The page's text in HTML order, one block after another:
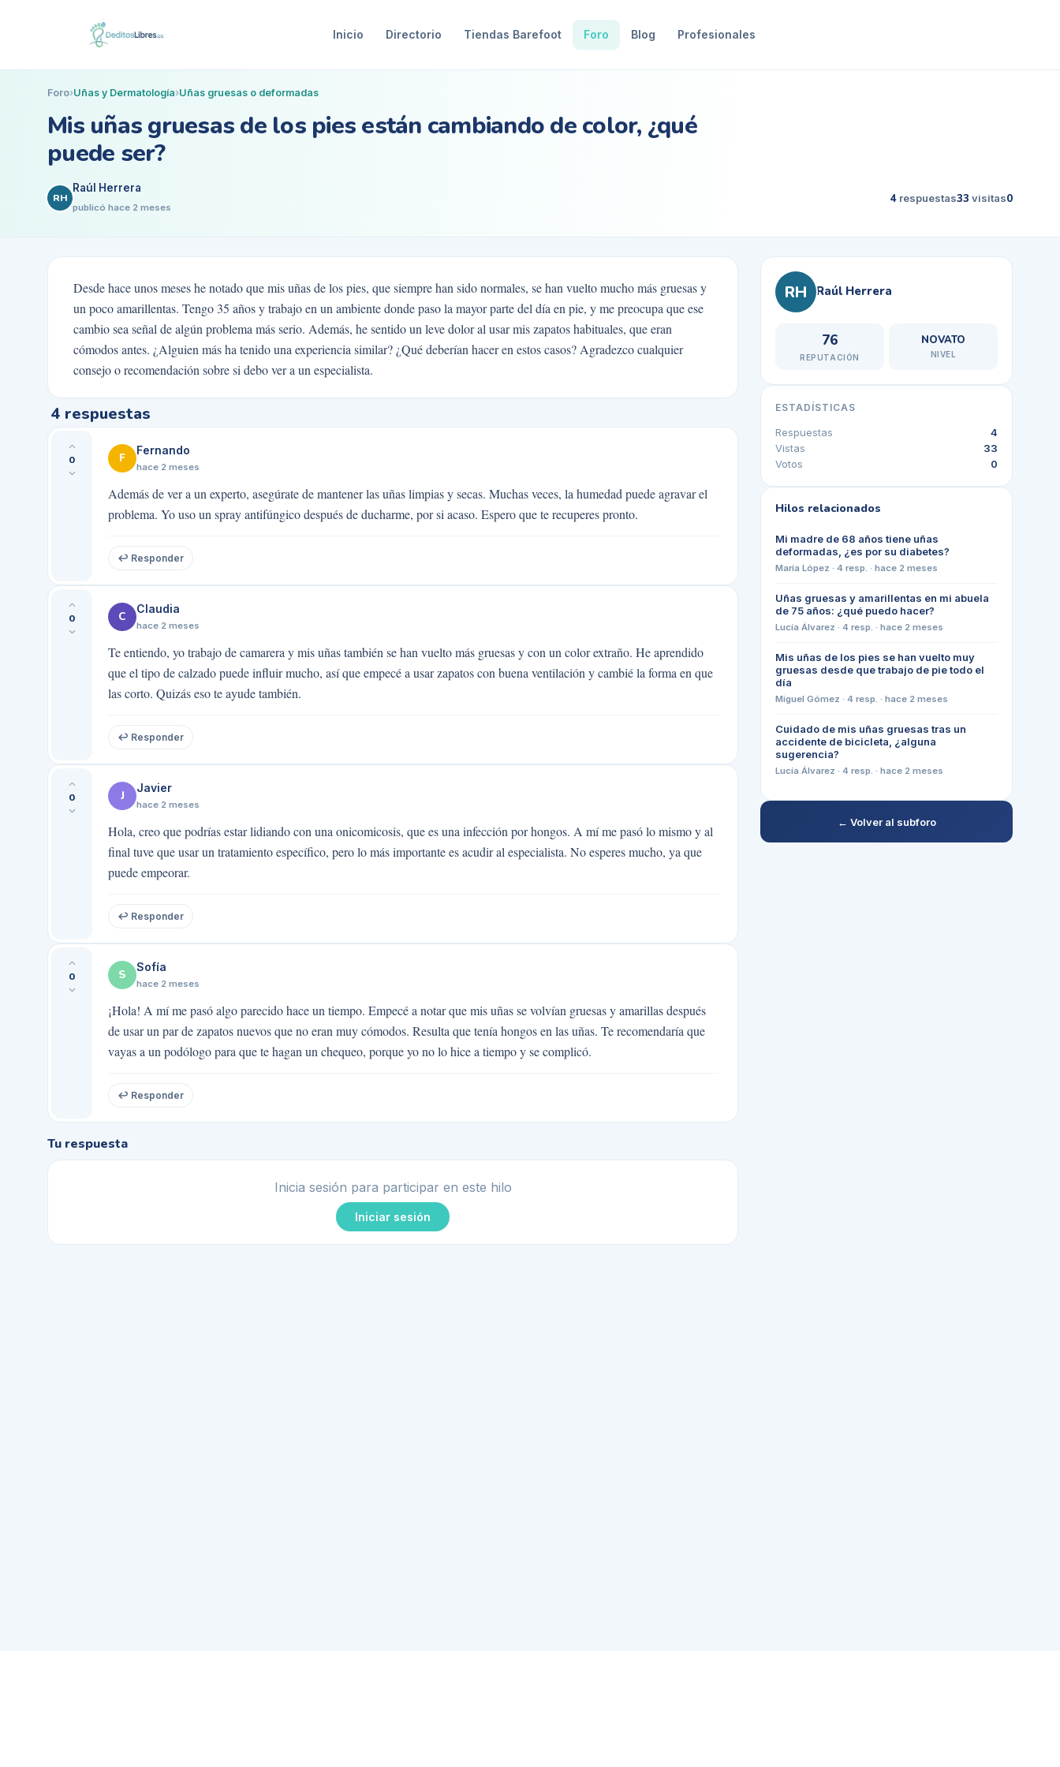
Inicio Directorio Tiendas Barefoot Foro Blog Profesionales
Foro›Uñas y Dermatología›Uñas gruesas o deformadas
Mis uñas gruesas de los pies están cambiando de color, ¿qué
puede ser?
RH
Raúl Herrera
publicó hace 2 meses
4 respuestas33 visitas0
Desde hace unos meses he notado que mis uñas de los pies, que siempre han sido normales, se han vuelto mucho más gruesas y
un poco amarillentas. Tengo 35 años y trabajo en un ambiente donde paso la mayor parte del día en pie, y me preocupa que ese
cambio sea señal de algún problema más serio. Además, he sentido un leve dolor al usar mis zapatos habituales, que eran
cómodos antes. ¿Alguien más ha tenido una experiencia similar? ¿Qué deberían hacer en estos casos? Agradezco cualquier
consejo o recomendación sobre si debo ver a un especialista.
4 respuestas
0 F
Fernando
hace 2 meses
Además de ver a un experto, asegúrate de mantener las uñas limpias y secas. Muchas veces, la humedad puede agravar el
problema. Yo uso un spray antifúngico después de ducharme, por si acaso. Espero que te recuperes pronto.
↩ Responder
0 C
Claudia
hace 2 meses
Te entiendo, yo trabajo de camarera y mis uñas también se han vuelto más gruesas y con un color extraño. He aprendido
que el tipo de calzado puede influir mucho, así que empecé a usar zapatos con buena ventilación y cambié la forma en que
las corto. Quizás eso te ayude también.
↩ Responder
0 J
Javier
hace 2 meses
Hola, creo que podrías estar lidiando con una onicomicosis, que es una infección por hongos. A mí me pasó lo mismo y al
final tuve que usar un tratamiento específico, pero lo más importante es acudir al especialista. No esperes mucho, ya que
puede empeorar.
↩ Responder
0 S
Sofía
hace 2 meses
¡Hola! A mí me pasó algo parecido hace un tiempo. Empecé a notar que mis uñas se volvían gruesas y amarillas después
de usar un par de zapatos nuevos que no eran muy cómodos. Resulta que tenía hongos en las uñas. Te recomendaría que
vayas a un podólogo para que te hagan un chequeo, porque yo no lo hice a tiempo y se complicó.
↩ Responder
Tu respuesta
Inicia sesión para participar en este hilo
Iniciar sesión
RH Raúl Herrera
76
REPUTACIÓN
NOVATO
NIVEL
ESTADÍSTICAS
Respuestas
4
Vistas
33
Votos
0
Hilos relacionados
Mi madre de 68 años tiene uñas
deformadas, ¿es por su diabetes?
María López · 4 resp. · hace 2 meses
Uñas gruesas y amarillentas en mi abuela
de 75 años: ¿qué puedo hacer?
Lucía Álvarez · 4 resp. · hace 2 meses
Mis uñas de los pies se han vuelto muy
gruesas desde que trabajo de pie todo el
día
Miguel Gómez · 4 resp. · hace 2 meses
Cuidado de mis uñas gruesas tras un
accidente de bicicleta, ¿alguna
sugerencia?
Lucía Álvarez · 4 resp. · hace 2 meses
← Volver al subforo